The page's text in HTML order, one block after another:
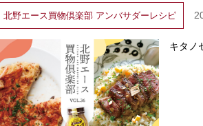
北野エース買物倶楽部 アンバサダーレシピ
キタノ